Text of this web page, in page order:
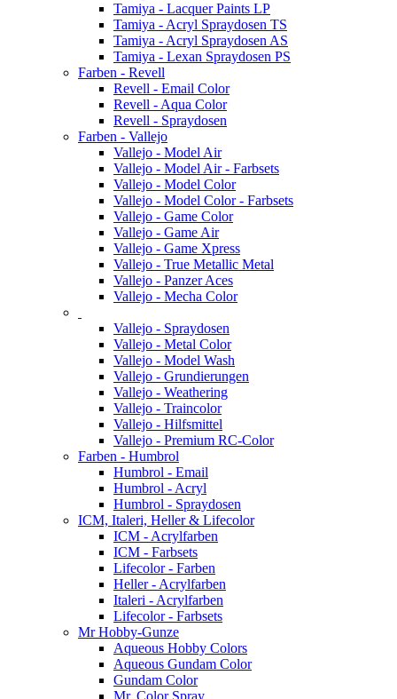
Tamiya - Lacquer Paints LP
Tamiya - Acryl Spraydosen TS
Tamiya - Acryl Spraydosen AS
Tamiya - Lexan Spraydosen PS
Farben - Revell
Revell - Email Color
Revell - Aqua Color
Revell - Spraydosen
Farben - Vallejo
Vallejo - Model Air
Vallejo - Model Air - Farbsets
Vallejo - Model Color
Vallejo - Model Color - Farbsets
Vallejo - Game Color
Vallejo - Game Air
Vallejo - Game Xpress
Vallejo - True Metallic Metal
Vallejo - Panzer Aces
Vallejo - Mecha Color
Vallejo - Spraydosen
Vallejo - Metal Color
Vallejo - Model Wash
Vallejo - Grundierungen
Vallejo - Weathering
Vallejo - Traincolor
Vallejo - Hilfsmittel
Vallejo - Premium RC-Color
Farben - Humbrol
Humbrol - Email
Humbrol - Acryl
Humbrol - Spraydosen
ICM, Italeri, Heller & Lifecolor
ICM - Acrylfarben
ICM - Farbsets
Lifecolor - Farben
Heller - Acrylfarben
Italeri - Acrylfarben
Lifecolor - Farbsets
Mr Hobby-Gunze
Aqueous Hobby Colors
Aqueous Gundam Color
Gundam Color
Mr. Color Spray